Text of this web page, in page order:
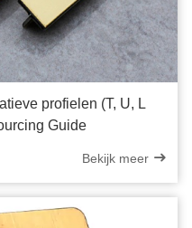
profielen (T, U, L
Sourcing Guide
Bekijk meer